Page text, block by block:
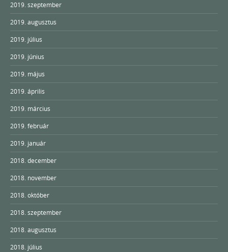
2019. szeptember
2019. augusztus
2019. július
2019. június
2019. május
2019. április
2019. március
2019. február
2019. január
2018. december
2018. november
2018. október
2018. szeptember
2018. augusztus
2018. július